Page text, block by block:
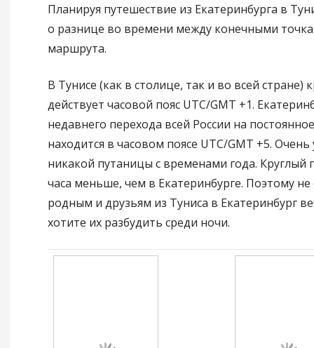
Планируя путешествие из Екатеринбурга в
о разнице во времени между конечными
маршрута.
В Тунисе (как в столице, так и во всей стране)
действует часовой пояс UTC/GMT +1.
недавнего перехода всей России на
находится в часовом поясе UTC/GMT +5.
никакой путаницы с временами года. Круглый
часа меньше, чем в Екатеринбурге. Поэтому не
родным и друзьям из Туниса в Екатеринбург
хотите их разбудить среди ночи.